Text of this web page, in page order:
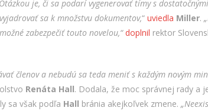
je, či sa podarí vygenerovať tímy s
sa k množstvu dokumentov,“ uviedla Miller.
zabezpečiť touto novelou,“ doplnil rektor
členov a nebudú sa teda meniť s každým novým
Renáta Hall. Dodala, že moc správnej rady a
sa však podľa Hall bránia akejkoľvek zmene. „